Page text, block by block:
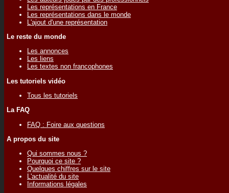
Les représentations en France
Les représentations dans le monde
L'ajout d'une représentation
Le reste du monde
Les annonces
Les liens
Les textes non francophones
Les tutoriels vidéo
Tous les tutoriels
La FAQ
FAQ : Foire aux questions
A propos du site
Qui sommes nous ?
Pourquoi ce site ?
Quelques chiffres sur le site
L'actualité du site
Informations légales